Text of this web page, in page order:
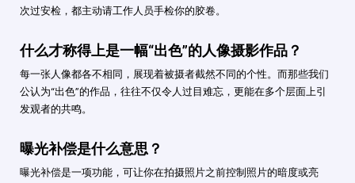
次过安检，都主动请工作人员手检你的胶卷。
什么才称得上是一幅“出色”的人像摄影作品？
每一张人像都各不相同，展现着被摄者截然不同的个性。而那些我们
公认为“出色”的作品，往往不仅令人过目难忘，更能在多个层面上引
发观者的共鸣。
曝光补偿是什么意思？
曝光补偿是一项功能，可让你在拍摄照片之前控制照片的暗度或亮